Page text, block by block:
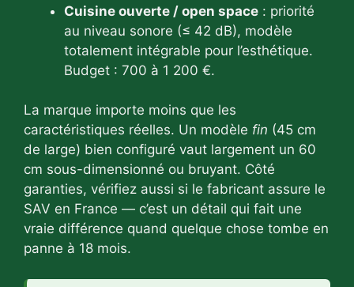
Cuisine ouverte / open space : priorité
au niveau sonore (≤ 42 dB), modèle
totalement intégrable pour l’esthétique.
Budget : 700 à 1 200 €.
La marque importe moins que les
caractéristiques réelles. Un modèle fin (45 cm
de large) bien configuré vaut largement un 60
cm sous-dimensionné ou bruyant. Côté
garanties, vérifiez aussi si le fabricant assure le
SAV en France — c’est un détail qui fait une
vraie différence quand quelque chose tombe en
panne à 18 mois.